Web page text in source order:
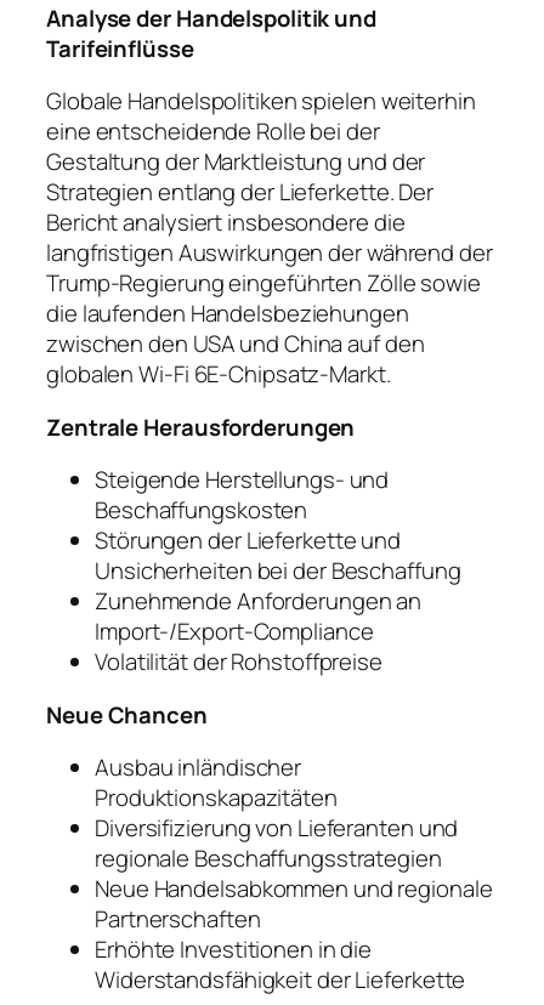
Analyse der Handelspolitik und
Tarifeinflüsse
Globale Handelspolitiken spielen weiterhin
eine entscheidende Rolle bei der
Gestaltung der Marktleistung und der
Strategien entlang der Lieferkette. Der
Bericht analysiert insbesondere die
langfristigen Auswirkungen der während der
Trump-Regierung eingeführten Zölle sowie
die laufenden Handelsbeziehungen
zwischen den USA und China auf den
globalen Wi-Fi 6E-Chipsatz-Markt.
Zentrale Herausforderungen
Steigende Herstellungs- und
Beschaffungskosten
Störungen der Lieferkette und
Unsicherheiten bei der Beschaffung
Zunehmende Anforderungen an
Import-/Export-Compliance
Volatilität der Rohstoffpreise
Neue Chancen
Ausbau inländischer
Produktionskapazitäten
Diversifizierung von Lieferanten und
regionale Beschaffungsstrategien
Neue Handelsabkommen und regionale
Partnerschaften
Erhöhte Investitionen in die
Widerstandsfähigkeit der Lieferkette